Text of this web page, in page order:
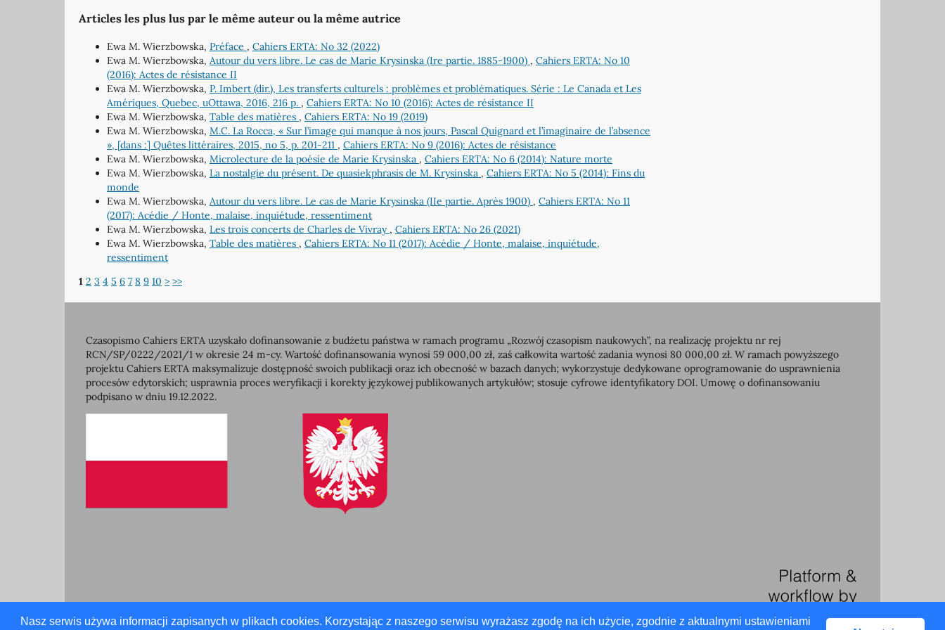
Nasz serwis używa informacji zapisanych w plikach cookies. Korzystając z naszego serwisu wyrażasz zgodę na ich użycie, zgodnie z aktualnymi ustawieniami
Articles les plus lus par le même auteur ou la même autrice
Ewa M. Wierzbowska, Préface , Cahiers ERTA: No 32 (2022)
Ewa M. Wierzbowska, Autour du vers libre. Le cas de Marie Krysinska (Ire partie. 1885-1900) , Cahiers ERTA: No 10
(2016): Actes de résistance II
Ewa M. Wierzbowska, P. Imbert (dir.), Les transferts culturels : problèmes et problématiques. Série : Le Canada et Les
Amériques, Quebec, uOttawa, 2016, 216 p. , Cahiers ERTA: No 10 (2016): Actes de résistance II
Ewa M. Wierzbowska, Table des matières , Cahiers ERTA: No 19 (2019)
Ewa M. Wierzbowska, M.C. La Rocca, « Sur l’image qui manque à nos jours, Pascal Quignard et l’imaginaire de l’absence
», [dans :] Quêtes littéraires, 2015, no 5, p. 201-211 , Cahiers ERTA: No 9 (2016): Actes de résistance
Ewa M. Wierzbowska, Microlecture de la poésie de Marie Krysinska , Cahiers ERTA: No 6 (2014): Nature morte
Ewa M. Wierzbowska, La nostalgie du présent. De quasiekphrasis de M. Krysinska , Cahiers ERTA: No 5 (2014): Fins du
monde
Ewa M. Wierzbowska, Autour du vers libre. Le cas de Marie Krysinska (IIe partie. Après 1900) , Cahiers ERTA: No 11
(2017): Acédie / Honte, malaise, inquiétude, ressentiment
Ewa M. Wierzbowska, Les trois concerts de Charles de Vivray , Cahiers ERTA: No 26 (2021)
Ewa M. Wierzbowska, Table des matières , Cahiers ERTA: No 11 (2017): Acédie / Honte, malaise, inquiétude,
ressentiment
1 2 3 4 5 6 7 8 9 10 > >>
Czasopismo Cahiers ERTA uzyskało dofinansowanie z budżetu państwa w ramach programu „Rozwój czasopism naukowych”, na realizację projektu nr rej
RCN/SP/0222/2021/1 w okresie 24 m-cy. Wartość dofinansowania wynosi 59 000,00 zł, zaś całkowita wartość zadania wynosi 80 000,00 zł. W ramach powyższego
projektu Cahiers ERTA maksymalizuje dostępność swoich publikacji oraz ich obecność w bazach danych; wykorzystuje dedykowane oprogramowanie do usprawnienia
procesów edytorskich; usprawnia proces weryfikacji i korekty językowej publikowanych artykułów; stosuje cyfrowe identyfikatory DOI. Umowę o dofinansowaniu
podpisano w dniu 19.12.2022.